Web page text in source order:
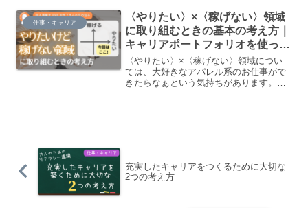
もそも掴めなくて、どうアプローチして
いいか毎回迷って、結局やれなかったり
とか、効果的にできないみたいなことが
あるなと思っています。
仕事・キャリア
〈やりたい〉×〈稼げない〉領域
に取り組むときの基本の考え方｜
キャリアポートフォリオを使って
やりたいことを実現する！
〈やりたい〉×〈稼げない〉領域につい
ては、大好きなアパレル系のお仕事がで
きたらなぁという気持ちがあります。ま
充実したキャリアをつくるために大切な
2つの考え方